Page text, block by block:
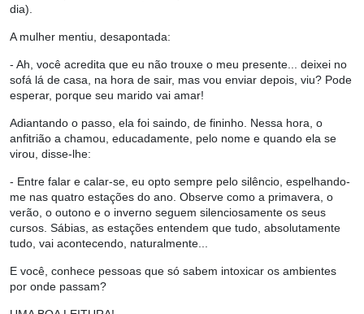
dia).
A mulher mentiu, desapontada:
- Ah, você acredita que eu não trouxe o meu presente... deixei no
sofá lá de casa, na hora de sair, mas vou enviar depois, viu? Pode
esperar, porque seu marido vai amar!
Adiantando o passo, ela foi saindo, de fininho. Nessa hora, o
anfitrião a chamou, educadamente, pelo nome e quando ela se
virou, disse-lhe:
- Entre falar e calar-se, eu opto sempre pelo silêncio, espelhando-
me nas quatro estações do ano. Observe como a primavera, o
verão, o outono e o inverno seguem silenciosamente os seus
cursos. Sábias, as estações entendem que tudo, absolutamente
tudo, vai acontecendo, naturalmente...
E você, conhece pessoas que só sabem intoxicar os ambientes
por onde passam?